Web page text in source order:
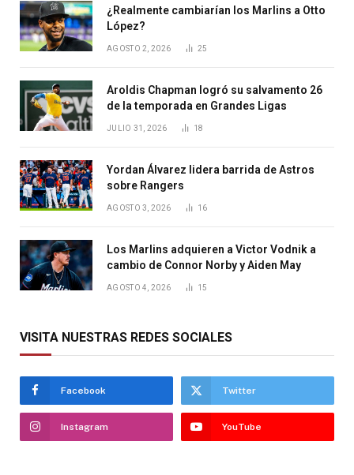
¿Realmente cambiarían los Marlins a Otto
López?
AGOSTO 2, 2026 25
Aroldis Chapman logró su salvamento 26
de la temporada en Grandes Ligas
JULIO 31, 2026 18
Yordan Álvarez lidera barrida de Astros
sobre Rangers
AGOSTO 3, 2026 16
Los Marlins adquieren a Victor Vodnik a
cambio de Connor Norby y Aiden May
AGOSTO 4, 2026 15
VISITA NUESTRAS REDES SOCIALES
Facebook Twitter
Instagram YouTube